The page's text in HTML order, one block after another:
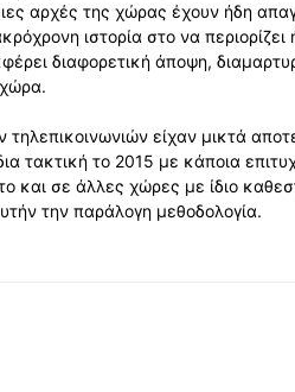
αρχές της χώρας έχουν ήδη
ιστορία στο να περιορίζει
διαφορετική άποψη,
τηλεπικοινωνιών είχαν μικτά
τακτική το 2015 με κάποια
και σε άλλες χώρες με ίδιο
την παράλογη μεθοδολογία.